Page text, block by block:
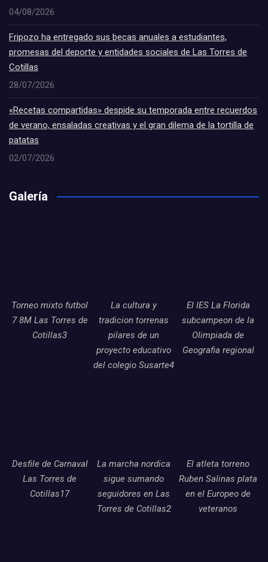
04/08/2026
Fripozo ha entregado sus becas anuales a estudiantes,
promesas del deporte y entidades sociales de Las Torres de
Cotillas
28/07/2026
«Recetas compartidas» despide su temporada entre recuerdos
de verano, ensaladas creativas y el gran dilema de la tortilla de
patatas
02/07/2026
Galería
Torneo mixto futbol
7 8M Las Torres de
Cotillas3
La cultura y
tradicion torrenas
pilares de un
proyecto educativo
del colegio Susarte4
El IES La Florida
subcampeon de la
Olimpiada de
Geografia regional
Desfile de Carnaval
Las Torres de
Cotillas17
La marcha nordica
sigue sumando
seguidores en Las
Torres de Cotillas2
El atleta torreno
Ruben Salinas plata
en el Europeo de
veteranos